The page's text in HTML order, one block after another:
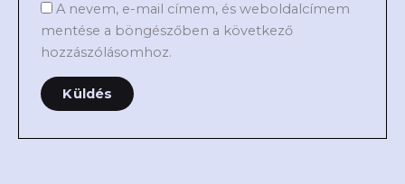
A nevem, e-mail címem, és weboldalcímem
mentése a böngészőben a következő
hozzászólásomhoz.